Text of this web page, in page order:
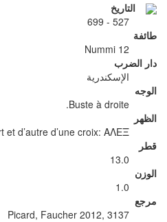
التاريخ
527 - 699
طائفة
12 Nummi
دار الضرب
الإسكندرية
الوجه
Buste à droite.
الظهر
et d’autre d’une croix: ΑΛΕΞ
قطر
13.0
الوزن
1.0
مرجع
Picard, Faucher 2012, 3137